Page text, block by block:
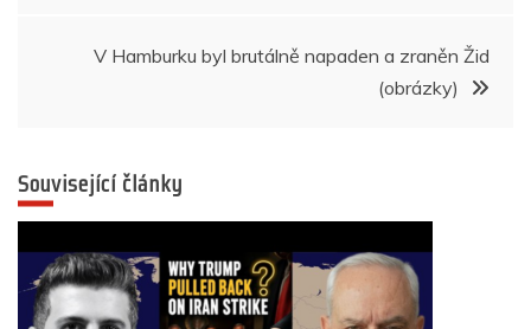
příspěvek
V Hamburku byl brutálně napaden a zraněn Žid
(obrázky)
Související články